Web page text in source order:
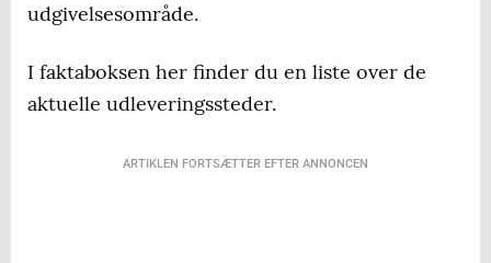
udgivelsesområde.
I faktaboksen her finder du en liste over de
aktuelle udleveringssteder.
ARTIKLEN FORTSÆTTER EFTER ANNONCEN